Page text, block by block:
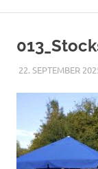
springen
22. SEPTEMBER